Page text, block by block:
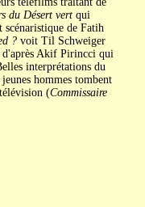
du Désert vertqui
de Fatih
?voit Til Schweiger
Akif Pirincci qui
interprétations du
hommes tombent
(Commissaire